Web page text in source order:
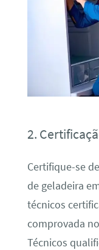
2.
Certifique-se
de geladeira
técnicos
comprovada
Técnicos